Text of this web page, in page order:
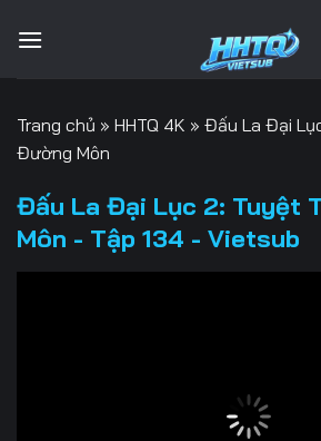
qua
Trang chủ » HHTQ 4K » Đấu La Đại
Đường Môn
Đấu La Đại Lục 2: Tuyệt
Môn - Tập 134 - Vietsub